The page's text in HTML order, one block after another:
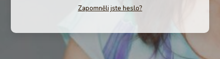
Zapomněli jste heslo?